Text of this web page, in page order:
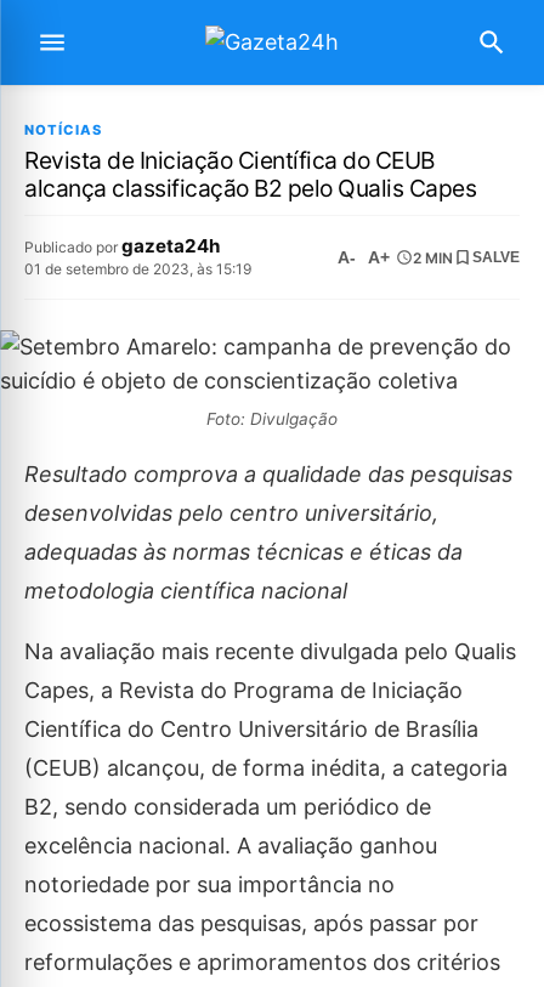
NOTÍCIAS
Revista de Iniciação Científica do CEUB
alcança classificação B2 pelo Qualis Capes
Publicado por gazeta24h
01 de setembro de 2023, às 15:19
A- A+ 2 MIN SALVE
Foto: Divulgação
Resultado comprova a qualidade das pesquisas
desenvolvidas pelo centro universitário,
adequadas às normas técnicas e éticas da
metodologia científica nacional
Na avaliação mais recente divulgada pelo Qualis
Capes, a Revista do Programa de Iniciação
Científica do Centro Universitário de Brasília
(CEUB) alcançou, de forma inédita, a categoria
B2, sendo considerada um periódico de
excelência nacional. A avaliação ganhou
notoriedade por sua importância no
ecossistema das pesquisas, após passar por
reformulações e aprimoramentos dos critérios